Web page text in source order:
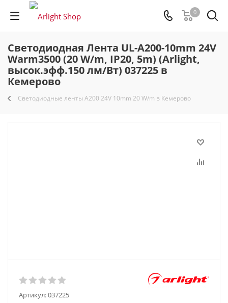
0
Светодиодная Лента UL-A200-10mm 24V
Warm3500 (20 W/m, IP20, 5m) (Arlight,
высок.эфф.150 лм/Вт) 037225 в
Кемерово
Светодиодные ленты A200 24V 10mm 20 W/m в Кемерово
Артикул:037225